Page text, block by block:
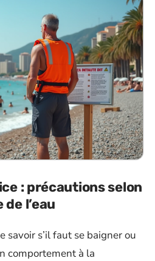
: précautions selon
l’eau
savoir s’il faut se baigner ou
comportement à la